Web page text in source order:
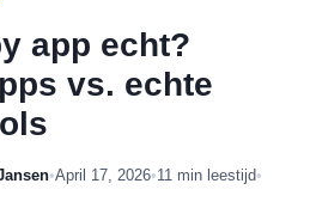
app echt?
vs. echte
•April 17, 2026•11 min leestijd•